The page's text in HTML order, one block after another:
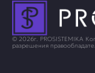
© 2026г. PROSISTEMIKA
разрешения